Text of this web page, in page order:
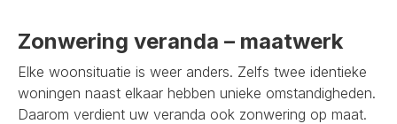
Zonwering veranda – maatwerk
Elke woonsituatie is weer anders. Zelfs twee identieke
woningen naast elkaar hebben unieke omstandigheden.
Daarom verdient uw veranda ook zonwering op maat.